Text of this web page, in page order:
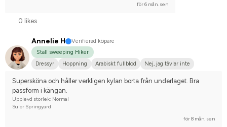
för 6 mån. sen
0 likes
Annelie H
Verifierad köpare
Stall sweeping Hiker
Dressyr
Hoppning Arabiskt fullblod Nej, jag tävlar inte
Supersköna och håller verkligen kylan borta från underlaget. Bra
passform i kängan.
Upplevd storlek: Normal
Sulor Springyard
för 8 mån. sen